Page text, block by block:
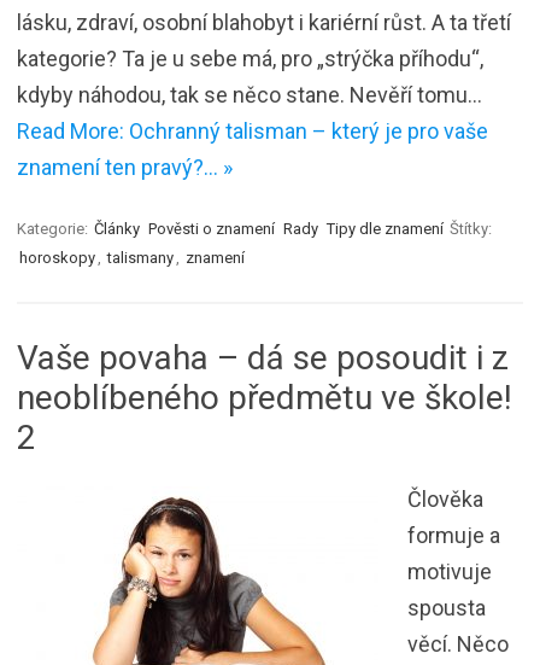
lásku, zdraví, osobní blahobyt i kariérní růst. A ta třetí
kategorie? Ta je u sebe má, pro „strýčka příhodu“,
kdyby náhodou, tak se něco stane. Nevěří tomu…
Read More: Ochranný talisman – který je pro vaše
znamení ten pravý?… »
Kategorie: Články Pověsti o znamení Rady Tipy dle znamení Štítky:
horoskopy
talismany znamení
Vaše povaha – dá se posoudit i z
neoblíbeného předmětu ve škole!
2
Člověka
formuje a
motivuje
spousta
věcí. Něco